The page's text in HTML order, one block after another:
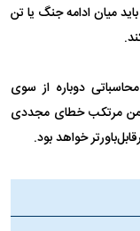
میان ادامه جنگ یا تن
دوباره از سوی
مرتکب خطای مجددی
خواهد بود.